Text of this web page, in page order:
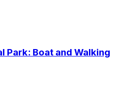
Park: Boat and Walking